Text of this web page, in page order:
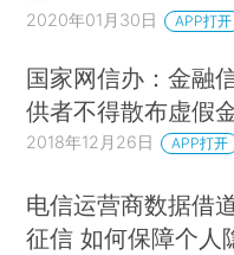
2020年01月30日 APP打开
国家网信办：金融
供者不得散布虚假
2018年12月26日 APP打开
电信运营商数据借
征信 如何保障个人